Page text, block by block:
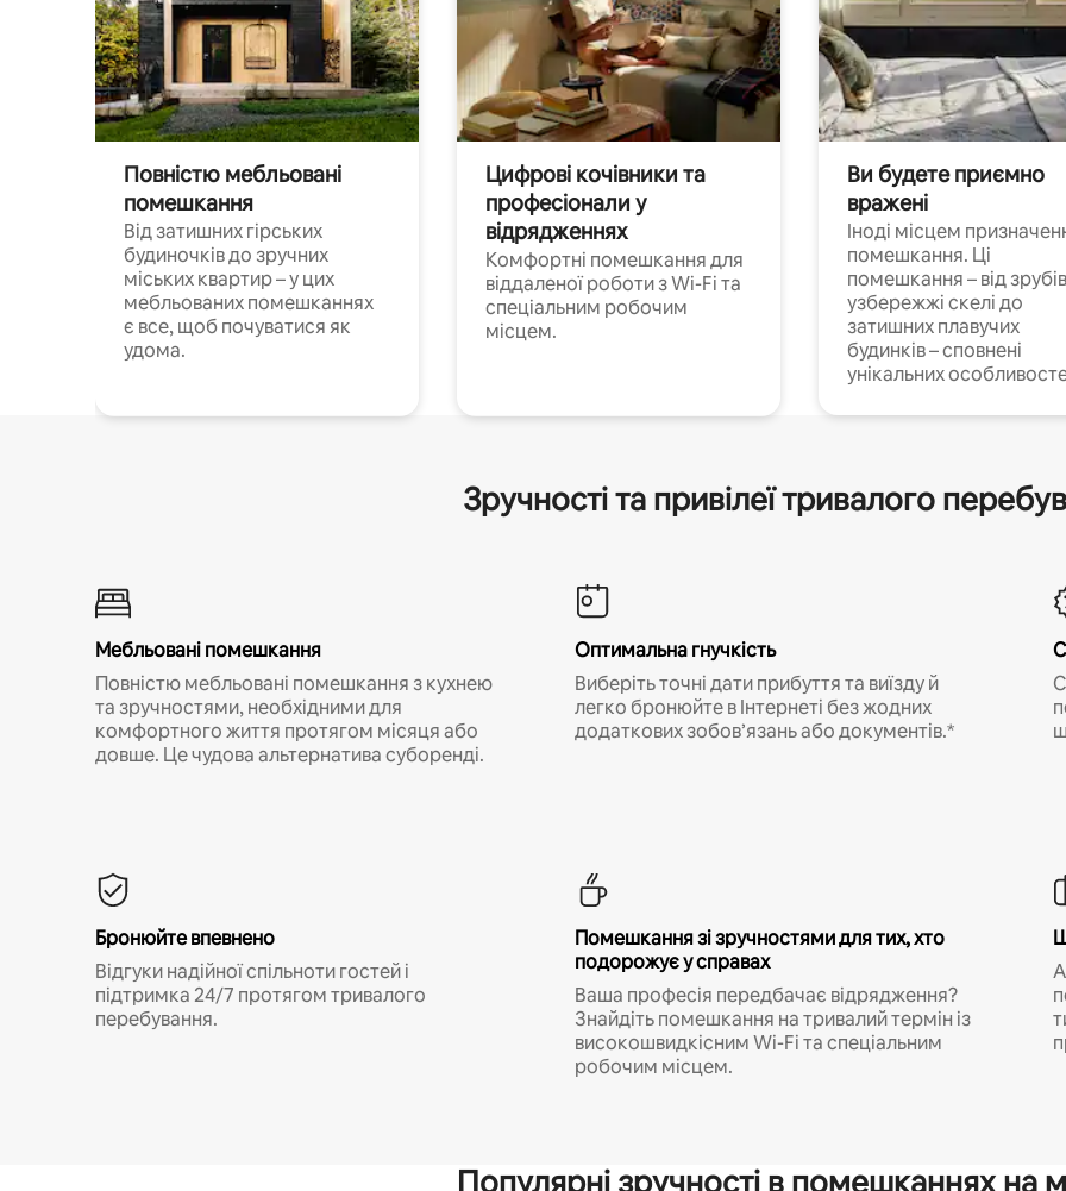
Повністю мебльовані
помешкання
Від затишних гірських
будиночків до зручних
міських квартир – у цих
мебльованих помешканнях
є все, щоб почуватися як
удома.
Цифрові кочівники та
професіонали у
відрядженнях
Комфортні помешкання для
віддаленої роботи з Wi-Fi та
спеціальним робочим
місцем.
Ви будете приємно
вражені
Іноді місцем
помешкання. Ці
помешкання – від
узбережжі скелі до
затишних плавучих
будинків – сповнені
унікальних
Зручності та привілеї тривалого
Мебльовані помешкання
Повністю мебльовані помешкання з кухнею
та зручностями, необхідними для
комфортного життя протягом місяця або
довше. Це чудова альтернатива суборенді.
Оптимальна гнучкість
Виберіть точні дати прибуття та виїзду й
легко бронюйте в Інтернеті без жодних
додаткових зобов’язань або документів.*
Бронюйте впевнено
Відгуки надійної спільноти гостей і
підтримка 24/7 протягом тривалого
перебування.
Помешкання зі зручностями для тих, хто
подорожує у справах
Ваша професія передбачає відрядження?
Знайдіть помешкання на тривалий термін із
високошвидкісним Wi-Fi та спеціальним
робочим місцем.
Популярні зручності в помешканнях на